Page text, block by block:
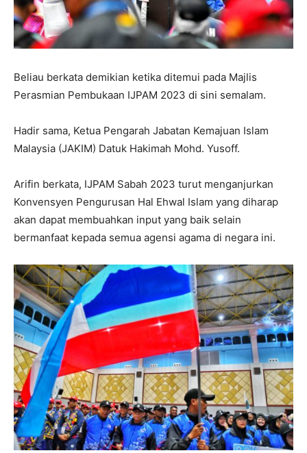
Beliau berkata demikian ketika ditemui pada Majlis
Perasmian Pembukaan IJPAM 2023 di sini semalam.
Hadir sama, Ketua Pengarah Jabatan Kemajuan Islam
Malaysia (JAKIM) Datuk Hakimah Mohd. Yusoff.
Arifin berkata, IJPAM Sabah 2023 turut menganjurkan
Konvensyen Pengurusan Hal Ehwal Islam yang diharap
akan dapat membuahkan input yang baik selain
bermanfaat kepada semua agensi agama di negara ini.